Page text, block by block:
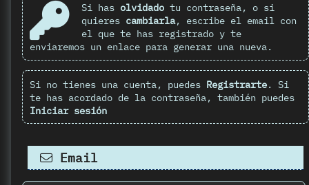
Si has olvidadotu contraseña, o si
quieres cambiarla, escribe el email con
el que te has registrado y te
enviaremos un enlace para generar una nueva.
Si no tienes una cuenta, puedes Registrarte. Si
te has acordado de la contraseña, también puedes
Iniciar sesión
Email